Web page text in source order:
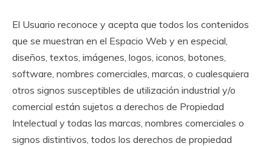
El Usuario reconoce y acepta que todos los contenidos
que se muestran en el Espacio Web y en especial,
diseños, textos, imágenes, logos, iconos, botones,
software, nombres comerciales, marcas, o cualesquiera
otros signos susceptibles de utilización industrial y/o
comercial están sujetos a derechos de Propiedad
Intelectual y todas las marcas, nombres comerciales o
signos distintivos, todos los derechos de propiedad